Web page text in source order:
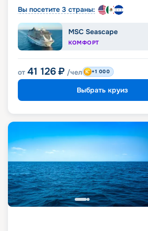
Вы посетите 3 страны:
MSC Seascape
КОМФОРТ
от 41 126 ₽ /чел +1 000
Выбрать круиз